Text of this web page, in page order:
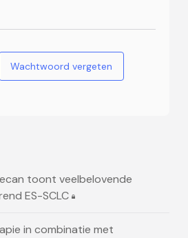
Wachtwoord vergeten
toont veelbelovende
ES-SCLC
in combinatie met